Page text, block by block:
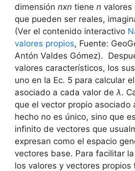
dimensión nxn tiene n valores
que pueden ser reales,
(Ver el contenido interactivo
valores propios, Fuente:
Antón Valdes Gómez).
valores característicos, los
uno en la Ec. 5 para calcular
asociado a cada valor de λ.
que el vector propio asociado
hecho no es único, sino que
infinito de vectores que
expresan como el espacio
vectores base. Para facilitar
los valores y vectores propios